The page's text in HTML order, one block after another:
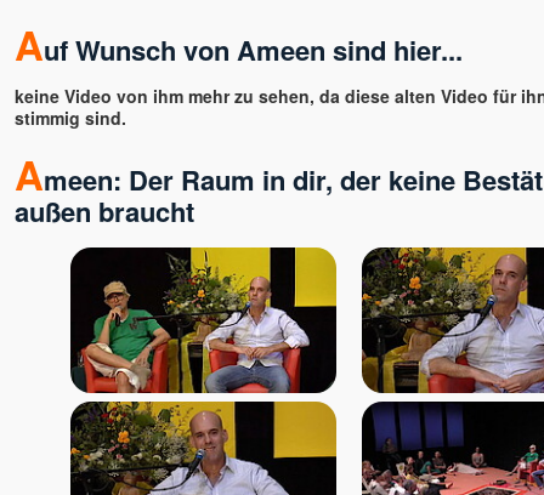
Andreas Stötter
Angaangaq
Angelika Winklhofer
Anssi
Anushree
Arjuna
Arne Eckert
Astamaya
Avinash u. Gyandeva
Bernie Prior
Bettina Hallifax
Bewusstseinsschule
geistreich
Auf Wunsch von Ameen sind hier...
keine Video von ihm mehr zu sehen, da diese alten Video für
stimmig sind.
Ameen: Der Raum in dir, der keine
außen braucht